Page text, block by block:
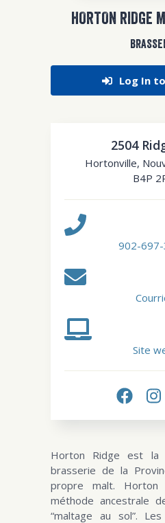
HORTON RIDGE
Log In
2504
Hortonville,
B4P
902-
Site
Horton Ridge est la
brasserie de la
propre malt. Horton
méthode ancestrale
“maltage au sol”.